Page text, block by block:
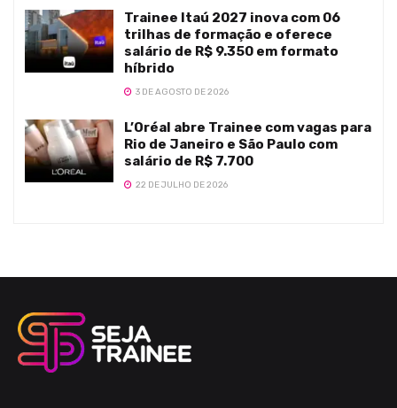
Trainee Itaú 2027 inova com 06
trilhas de formação e oferece
salário de R$ 9.350 em formato
híbrido
3 DE AGOSTO DE 2026
L’Oréal abre Trainee com vagas para
Rio de Janeiro e São Paulo com
salário de R$ 7.700
22 DE JULHO DE 2026